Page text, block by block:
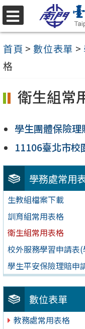
跳
至
主
要
容
選
單
首頁 > 數位表單 >
格
學務處常用
生教組檔案下載
訓育組常用表格
衛生組常用表格
校外服務學習申請表
學生平安保險理賠申
數位表單
教務處常用表格
衛生組常
學生團體保險理
11106臺北市校